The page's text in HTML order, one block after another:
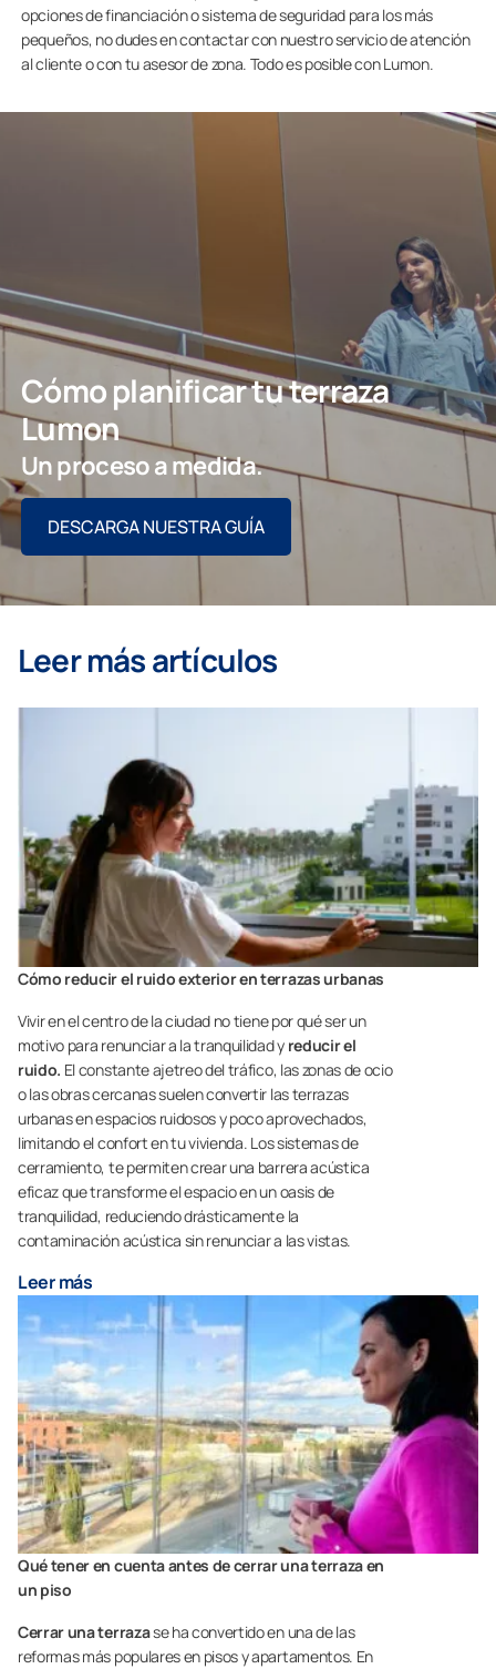
opciones de financiación o sistema de seguridad para los más
pequeños, no dudes en contactar con nuestro servicio de atención
al cliente o con tu asesor de zona. Todo es posible con Lumon.
Cómo planificar tu terraza
Lumon
Un proceso a medida.
DESCARGA NUESTRA GUÍA
Leer más artículos
Cómo reducir el ruido exterior en terrazas urbanas
Vivir en el centro de la ciudad no tiene por qué ser un
motivo para renunciar a la tranquilidad y reducir el
ruido. El constante ajetreo del tráfico, las zonas de ocio
o las obras cercanas suelen convertir las terrazas
urbanas en espacios ruidosos y poco aprovechados,
limitando el confort en tu vivienda. Los sistemas de
cerramiento, te permiten crear una barrera acústica
eficaz que transforme el espacio en un oasis de
tranquilidad, reduciendo drásticamente la
contaminación acústica sin renunciar a las vistas.
Leer más
Qué tener en cuenta antes de cerrar una terraza en
un piso
Cerrar una terrazase ha convertido en una de las
reformas más populares en pisos y apartamentos. En